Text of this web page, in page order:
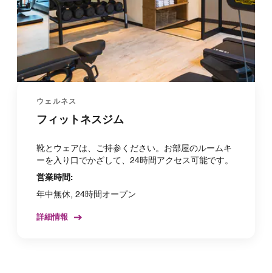
ウェルネス
フィットネスジム
靴とウェアは、ご持参ください。お部屋のルームキ
ーを入り口でかざして、24時間アクセス可能です。
営業時間:
年中無休, 24時間オープン
詳細情報